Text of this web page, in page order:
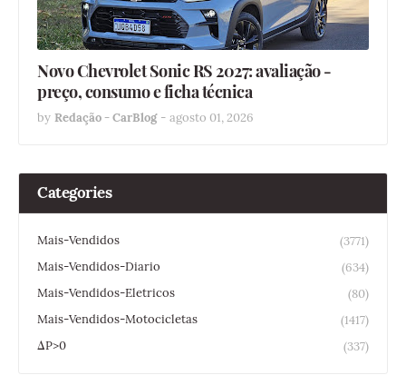
Novo Chevrolet Sonic RS 2027: avaliação -
preço, consumo e ficha técnica
by Redação - CarBlog - agosto 01, 2026
Categories
Mais-Vendidos
(3771)
Mais-Vendidos-Diario
(634)
Mais-Vendidos-Eletricos
(80)
Mais-Vendidos-Motocicletas
(1417)
ΔP>0
(337)